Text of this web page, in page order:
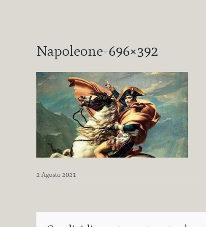
Napoleone-696×392
2 Agosto 2021